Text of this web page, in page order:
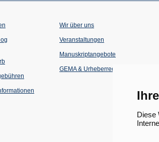
Diese
Wir über uns
Veranstaltungen
einem
Tab)
Manuskriptangebote
GEMA & Urheberrecht